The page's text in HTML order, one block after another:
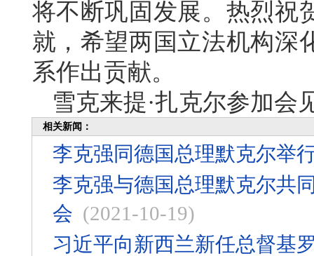
将不断巩固发展。热烈祝
就，希望两国立法机构深
系作出贡献。
雪克来提·扎克尔参加会
相关新闻：
李克强同德国总理默克尔举
李克强与德国总理默克尔共
会 (2021-10-19)
习近平向新西兰新任总督基